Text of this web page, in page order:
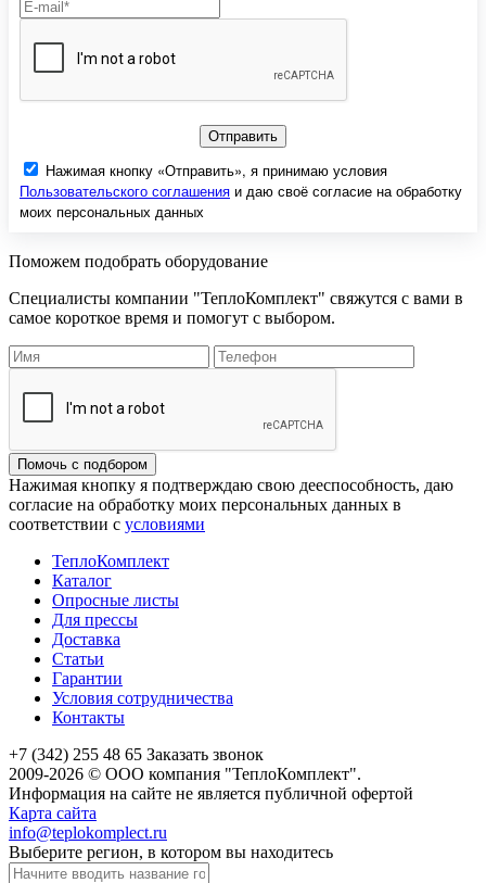
Отправить
Нажимая кнопку «Отправить», я принимаю условия
Пользовательского соглашения и даю своё согласие на обработку
моих персональных данных
Поможем подобрать оборудование
Специалисты компании "ТеплоКомплект" свяжутся с вами в
самое короткое время и помогут с выбором.
Помочь с подбором
Нажимая кнопку я подтверждаю свою дееспособность, даю
согласие на обработку моих персональных данных в
соответствии с условиями
ТеплоКомплект
Каталог
Опросные листы
Для прессы
Доставка
Статьи
Гарантии
Условия сотрудничества
Контакты
+7 (342) 255 48 65 Заказать звонок
2009-2026 © ООО компания "ТеплоКомплект".
Информация на сайте не является публичной офертой
Карта сайта
info@teplokomplect.ru
Выберите регион, в котором вы находитесь